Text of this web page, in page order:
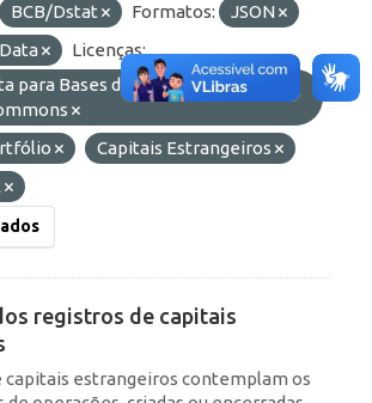
BCB/Dstat Formatos:
JSON
Licenças:
para Bases de Dados (ODbL) do
Capitais Estrangeiros
registros de capitais
capitais estrangeiros contemplam os